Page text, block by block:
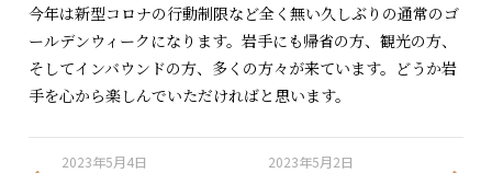
今年は新型コロナの行動制限など全く無い久しぶりの通常のゴ
ールデンウィークになります。岩手にも帰省の方、観光の方、
そしてインバウンドの方、多くの方々が来ています。どうか岩
手を心から楽しんでいただければと思います。
2023年5月4日 2023年5月2日